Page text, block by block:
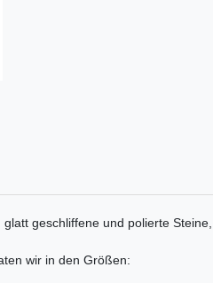
geschliffene und polierte
wir in den Größen: